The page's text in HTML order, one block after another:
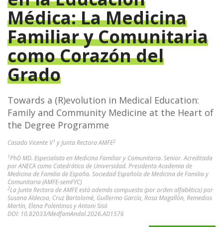
Médica: La Medicina
Familiar y Comunitaria
como Corazón del
Grado
Towards a (R)evolution in Medical Education:
Family and Community Medicine at the Heart of
the Degree Programme
Casado Vicente V1 y Junta Rectora AMFE2
1PhD MD. Especialista en Medicina Familiar y Comunitaria. Senior. Acreditada
por ANECA como Catedrática de Universidad. Presidenta Academia de
Medicina de Familia de España. Sociedad Española de Medicina de Familia y
Comunitaria (AMFE-semFYC)
2La Junta Rectora de AMFE está además compuesta (por orden alfabético) por
Susana Aldecoa, Cruz Bartolomé, Guillermo García, Rosa Magallón, Remedios
Martín, Elena Polentinos y Antoni Sisó
DOI: 10.82033/MedfamAndal.2026.AD1576